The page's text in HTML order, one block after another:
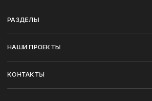
РАЗДЕЛЫ
НАШИ ПРОЕКТЫ
КОНТАКТЫ